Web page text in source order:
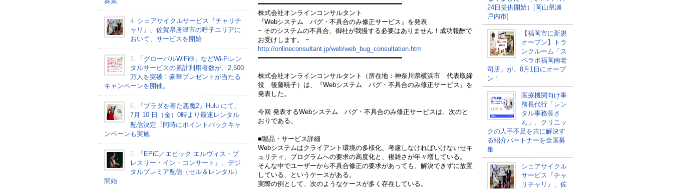
4. シェアサイクルサービス『チャリチ
ャリ』、佐賀県唐津市の呼子エリアに
おいて、サービスを開始
5.
「グローバルWiFi®」などWi-Fiレン
タルサービスの累計利用者数が、2,500
万人を突破！豪華プレゼントが当たる
キャンペーンを開催。
6.
『プラダを着た悪魔2』Hulu にて、
7⽉ 10 ⽇（金）0時より最速レンタル
配信決定︕同時にポイントバックキャ
ンペーンも実施
7.
『EPiC／エピック エルヴィス・プ
レスリー・イン・コンサート』、デジ
タルプレミア配信（セル＆レンタル）
開始
━━━━━━━━━━━━━━━━━━━━━━━━━━━━━━━━━━━━
株式会社オンラインコンサルタント
『Webシステム バグ・不具合のみ修正サービス』を発表
− そのシステムの不具合、御社が我慢する必要はありません！成功報酬で
お受けします。 −
http://onlineconsultant.jp/web/web_bug_consultation.htm
━━━━━━━━━━━━━━━━━━━━━━━━━━━━━━━━━━━━
株式会社オンラインコンサルタント（所在地：神奈川県横浜市 代表取締
役 後藤暁子）は、『Webシステム バグ・不具合のみ修正サービス』を
発表した。
今回 発表するWebシステム バグ・不具合のみ修正サービスは、次のと
おりである。
■製品・サービス詳細
Webシステムはクライアント環境の多様化、考慮しなければいけないセキ
ュリティ、プログラムへの要求の高度化と、複雑さが年々増している。
そんな中でユーザーから不具合修正の要求があっても、解決できずに放置
している、というケースがある。
実際の例として、次のようなケースが多く存在している。
24日提供開始）[岡山県瀬
戸内市]
【福岡市に新規
オープン】トラ
ンクルーム「ス
ペラボ福岡南老
司店」が、8月1日にオープ
ン！
医療機関向け事
務長代行「レン
タル事務長さ
ん」、クリニッ
クの人手不足を共に解決す
る紹介パートナーを全国募
集
シェアサイクル
サービス『チャ
リチャリ』、佐